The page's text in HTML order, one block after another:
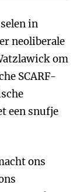
in
neoliberale
om
SCARF-
een snufje
ons